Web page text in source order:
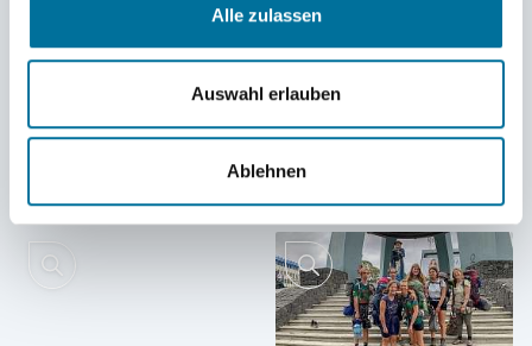
Alle zulassen
Auswahl erlauben
Ablehnen